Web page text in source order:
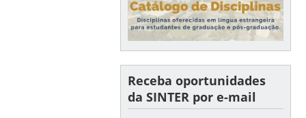
Receba oportunidades
da SINTER por e-mail